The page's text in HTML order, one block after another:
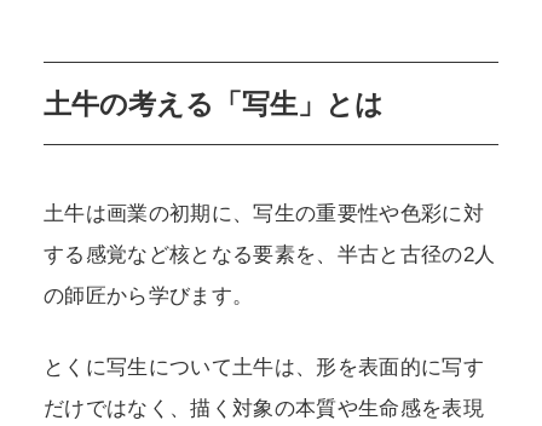
土牛の考える「写生」とは
土牛は画業の初期に、写生の重要性や色彩に対
する感覚など核となる要素を、半古と古径の2人
の師匠から学びます。
とくに写生について土牛は、形を表面的に写す
だけではなく、描く対象の本質や生命感を表現